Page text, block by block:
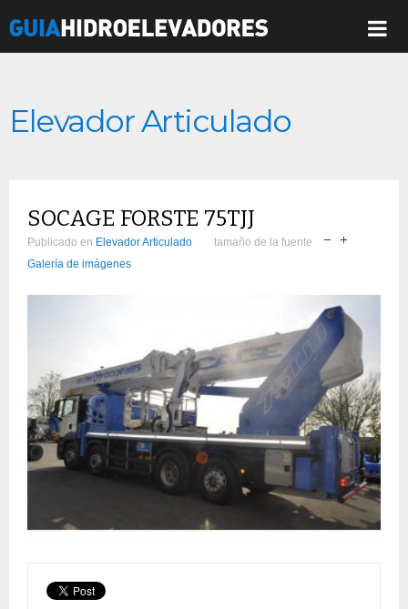
Elevador Articulado
SOCAGE FORSTE 75TJJ
Publicado en Elevador Articulado
tamaño de la fuente
Galería de imágenes